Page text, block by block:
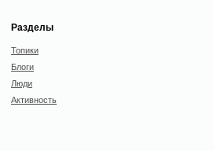
Разделы
Топики
Блоги
Люди
Активность